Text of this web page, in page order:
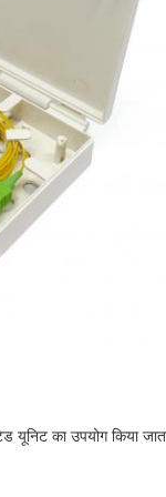
यूनिट का उपयोग किया